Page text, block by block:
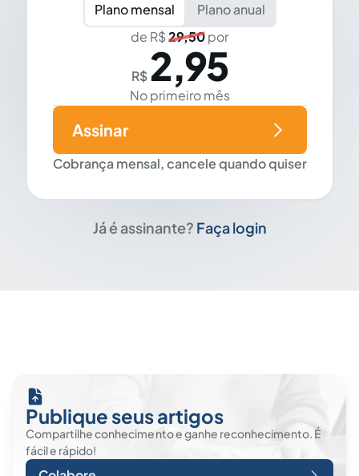
Plano mensal
Plano anual
de R$29,50por
R$ 2,95
No primeiro mês
Cobrança mensal, cancele quando quiser
Assinar
Já é assinante? Faça login
Publique seus artigos
Compartilhe conhecimento e ganhe reconhecimento. É
fácil e rápido!